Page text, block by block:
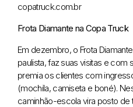
copatruck.com.br
Frota Diamante na Copa Truck
Em dezembro, o Frota
paulista, faz suas visitas e com
premia os clientes com
(mochila, camiseta e boné).
caminhão-escola vira posto